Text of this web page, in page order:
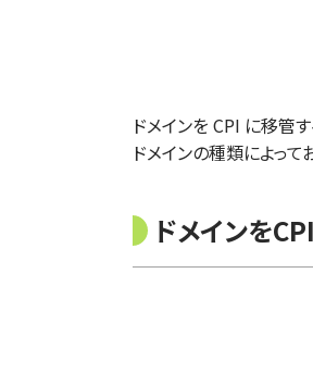
ドメインを CPI に移管
ドメインの種類によっ
ドメインを